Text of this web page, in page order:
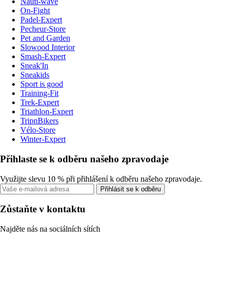
On-Fight
Padel-Expert
Pecheur-Store
Pet and Garden
Slowood Interior
Smash-Expert
Sneak'In
Sneakids
Sport is good
Training-Fit
Trek-Expert
Triathlon-Expert
TripnBikers
Vélo-Store
Winter-Expert
Přihlaste se k odběru našeho zpravodaje
Využijte slevu 10 % při přihlášení k odběru našeho zpravodaje.
Přihlásit se k odběru
Zůstaňte v kontaktu
Najděte nás na sociálních sítích